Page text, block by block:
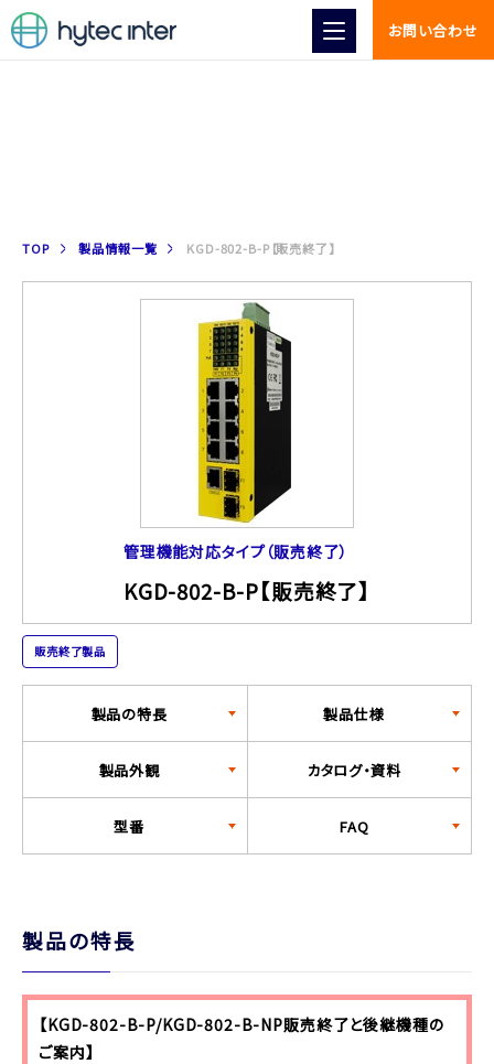
お問い合わせ
TOP 製品情報一覧 KGD-802-B-P【販売終了】
管理機能対応タイプ（販売終了）
KGD-802-B-P【販売終了】
販売終了製品
製品の特長 製品仕様
製品外観 カタログ・資料
型番 FAQ
製品の特長
【KGD-802-B-P/KGD-802-B-NP販売終了と後継機種の
ご案内】